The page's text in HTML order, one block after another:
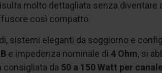
molto dettagliata senza diventare
così compatto.
sistemi eleganti da soggiorno e
e impedenza nominale di 4 Ohm, si
da 50 a 150 Watt per